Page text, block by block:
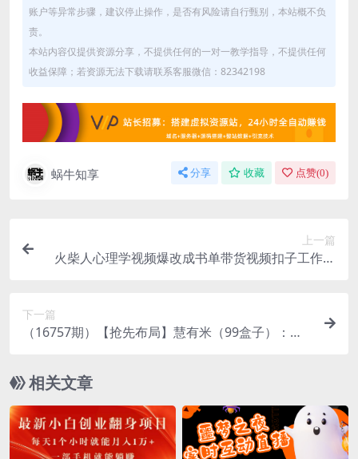
账户等异常步骤，建议停止操作，是否有风险请自行甄别，本站概不负
责。
本站内容仅提供资源分享，不提供任何的一对一教学指导，不提供任何
收益保障；若资源无法下载请联系客服微信：82342198
蜗牛知享 分享 收藏 点赞(0)
上一篇
火柴人心理学视频爆改成书单带货视频扣子工作流
下一篇
（16757期）【抢先布局】慧有米（99盒子）：多
道躺赚收益
相关文章